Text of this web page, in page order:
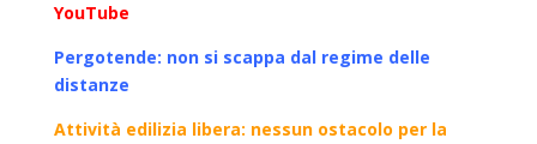
YouTube
Pergotende: non si scappa dal regime delle
distanze
Attività edilizia libera: nessun ostacolo per la